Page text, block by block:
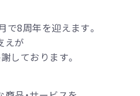
8周年を迎えます。
えが
しております。